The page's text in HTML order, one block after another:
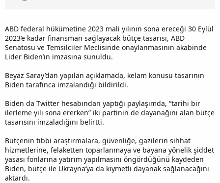
a
l
a
t
a
ı
t
a
r
i
i
ABD federal hükümetine 2023 mali yılının sona ereceği 30 Eylül
2023’e kadar finansman sağlayacak bütçe tasarısı, ABD
Senatosu ve Temsilciler Meclisinde onaylanmasının akabinde
Lider Biden’ın imzasına sunuldu.
Beyaz Saray’dan yapılan açıklamada, kelam konusu tasarının
Biden tarafınca imzalandığı bildirildi.
Biden da Twitter hesabından yaptığı paylaşımda, “tarihi bir
ilerleme yılı sona ererken” iki partinin de dayanağını alan bütçe
tasarısını imzaladığını belirtti.
Bütçenin tıbbi araştırmalara, güvenliğe, gazilerin sıhhat
hizmetlerine, felaketten toparlanmaya ve bayana yönelik şiddet
yasası fonlarına yatırım yapılmasını öngördüğünü kaydeden
Biden, bütçe ile Ukrayna’ya da kıymetli dayanak sağlanacağını
aktardı.